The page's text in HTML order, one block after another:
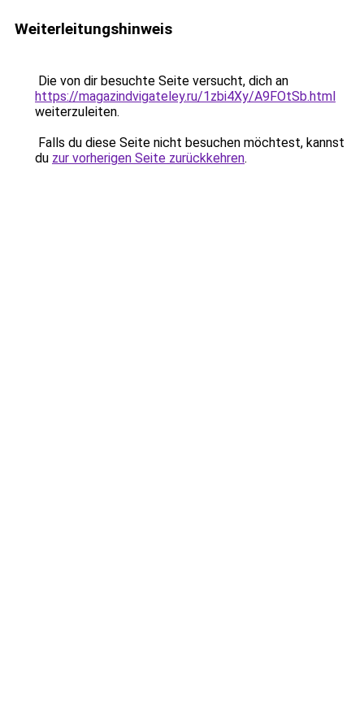
Weiterleitungshinweis
Die von dir besuchte Seite versucht, dich an
https://magazindvigateley.ru/1zbi4Xy/A9FOtSb.html
weiterzuleiten.
Falls du diese Seite nicht besuchen möchtest, kannst
du zur vorherigen Seite zurückkehren.